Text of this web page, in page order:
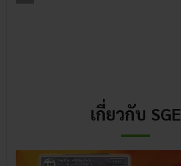
เกี่ยวกับ SGE